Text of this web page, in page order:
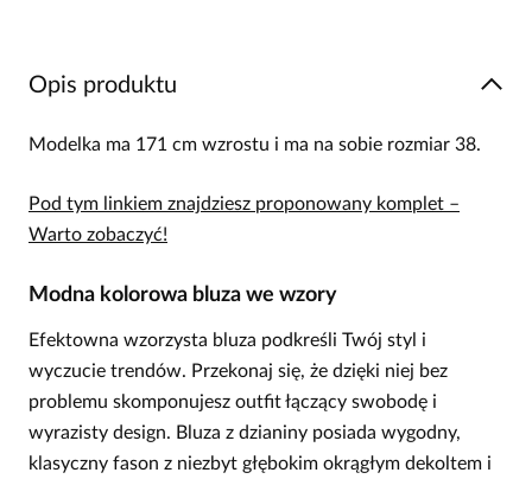
Opis produktu
Modelka ma 171 cm wzrostu i ma na sobie rozmiar 38.
Pod tym linkiem znajdziesz proponowany komplet –
Warto zobaczyć!
Modna kolorowa bluza we wzory
Efektowna wzorzysta bluza podkreśli Twój styl i
wyczucie trendów. Przekonaj się, że dzięki niej bez
problemu skomponujesz outfit łączący swobodę i
wyrazisty design. Bluza z dzianiny posiada wygodny,
klasyczny fason z niezbyt głębokim okrągłym dekoltem i